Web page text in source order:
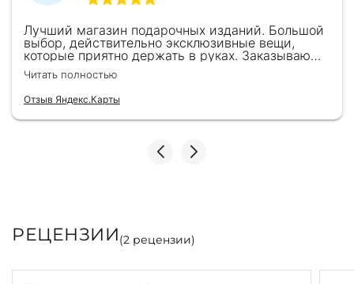
Лучший магазин подарочных изданий. Большой
выбор, действительно эксклюзивные вещи,
которые приятно держать в руках. Заказываю
здесь уже второй раз для бизнес-партнеров,
всегда всё безупречно — от общения с
консультантами до качества самих книг.
Однозначно рекомендую
Читать полностью
Отзыв Яндекс.Карты
РЕЦЕНЗИИ(2 рецензии)